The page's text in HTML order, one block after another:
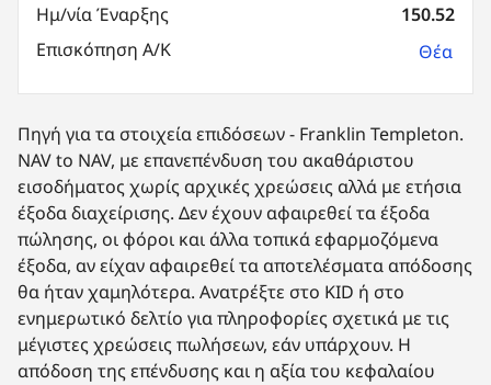
Ημ/νία Έναρξης
150.52
Επισκόπηση Α/Κ
Θέα
Πηγή για τα στοιχεία επιδόσεων - Franklin Templeton.
NAV to NAV, με επανεπένδυση του ακαθάριστου
εισοδήματος χωρίς αρχικές χρεώσεις αλλά με ετήσια
έξοδα διαχείρισης. Δεν έχουν αφαιρεθεί τα έξοδα
πώλησης, οι φόροι και άλλα τοπικά εφαρμοζόμενα
έξοδα, αν είχαν αφαιρεθεί τα αποτελέσματα απόδοσης
θα ήταν χαμηλότερα. Ανατρέξτε στο KID ή στο
ενημερωτικό δελτίο για πληροφορίες σχετικά με τις
μέγιστες χρεώσεις πωλήσεων, εάν υπάρχουν. Η
απόδοση της επένδυσης και η αξία του κεφαλαίου